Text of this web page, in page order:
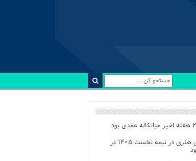
رویدادهای شاخص هنری در نیمه نخست ۱۴۰۵ در